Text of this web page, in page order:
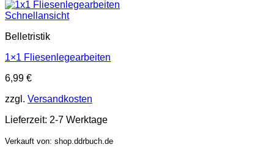
Schnellansicht
Belletristik
1×1 Fliesenlegearbeiten
6,99 €
zzgl. Versandkosten
Lieferzeit: 2-7 Werktage
Verkauft von: shop.ddrbuch.de